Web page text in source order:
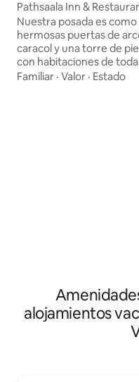
-Andover
Pathsaala Inn &
queen
Nuestra posada es
hermosas puertas de
caracol y una torre de
con habitaciones de
tamaños, decoradas con
Familiar · Valor · Estado
alojamientos